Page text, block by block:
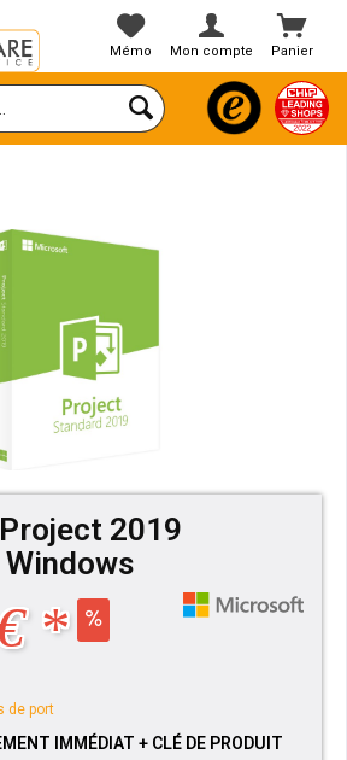
Panier
Mémo Mon compte
2019
*
de port
IMMÉDIAT + CLÉ DE PRODUIT